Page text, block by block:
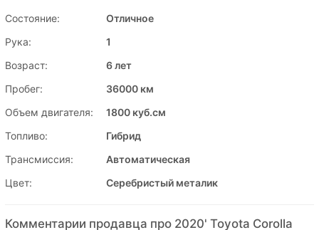
Состояние:
Отличное
Рука:
1
Возраст:
6 лет
Пробег:
36000 км
Объем двигателя:
1800 куб.см
Топливо:
Гибрид
Трансмиссия:
Автоматическая
Цвет:
Серебристый металик
Комментарии продавца про 2020' Toyota Corolla